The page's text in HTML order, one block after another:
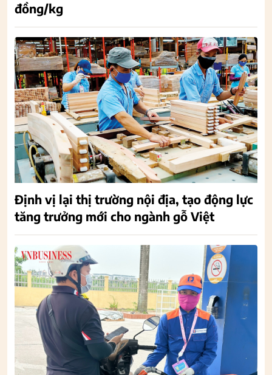
đồng/kg
Định vị lại thị trường nội địa, tạo động lực
tăng trưởng mới cho ngành gỗ Việt